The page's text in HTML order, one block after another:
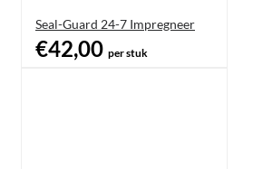
Seal-Guard 24-7 Impregneer
€42,00 per stuk